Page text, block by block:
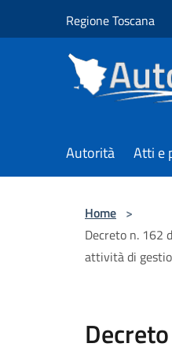
Regione Toscana
Autorità Atti e
Home >
Decreto n. 162
attività di